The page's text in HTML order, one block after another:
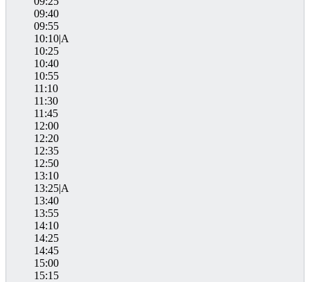
09:40
09:55
10:10|A
10:25
10:40
10:55
11:10
11:30
11:45
12:00
12:20
12:35
12:50
13:10
13:25|A
13:40
13:55
14:10
14:25
14:45
15:00
15:15